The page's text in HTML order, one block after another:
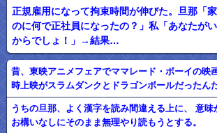
正規雇用になって拘束時間が伸びた。旦那「
のに何で正社員になったの？」私「あなたが
からでしょ！」→結果…
昔、東映アニメフェアでママレード・ボーイの映
時上映がスラムダンクとドラゴンボールだったん
うちの旦那、よく漢字を読み間違える上に、 意
お構いなしにそのまま無理やり読もうとする。